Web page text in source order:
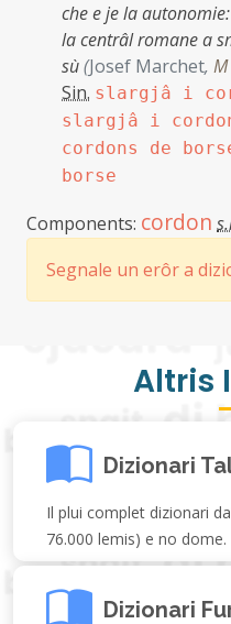
che e je la
la centrâl romane a
sù(Josef Marchet,
Sin. slargjâ i
slargjâ i
cordons de
borse
Components: cordon
Segnale un erôr a
Altris
Dizionari
Il plui complet dizionari
76.000 lemis) e no dome.
Dizionari